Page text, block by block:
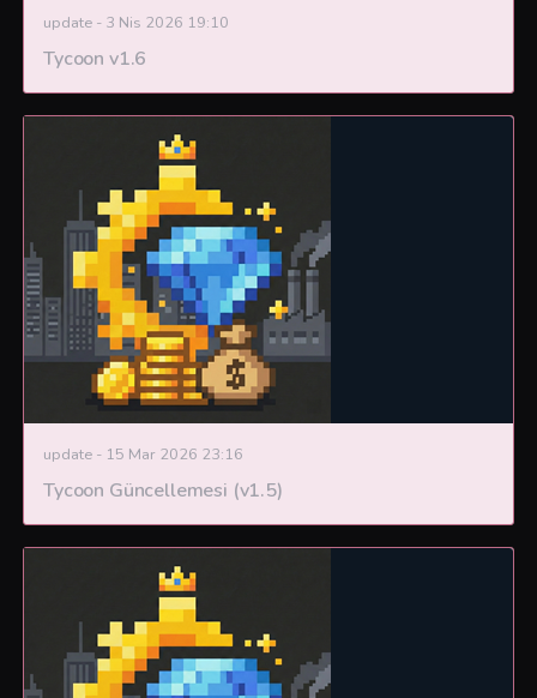
update - 3 Nis 2026 19:10
Tycoon v1.6
update - 15 Mar 2026 23:16
Tycoon Güncellemesi (v1.5)